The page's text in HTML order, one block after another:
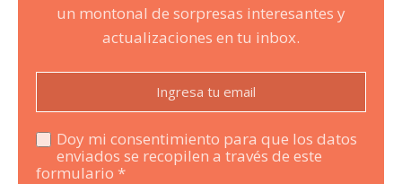
un montonal de sorpresas interesantes y
actualizaciones en tu inbox.
Doy mi consentimiento para que los datos
enviados se recopilen a través de este
formulario *